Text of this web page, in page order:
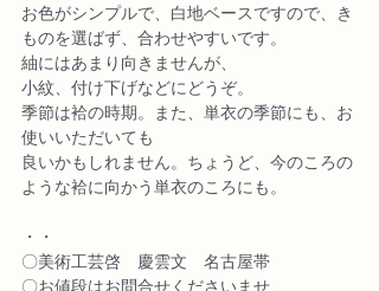
お色がシンプルで、白地ベースですので、き
ものを選ばず、合わせやすいです。
紬にはあまり向きませんが、
小紋、付け下げなどにどうぞ。
季節は袷の時期。また、単衣の季節にも、お
使いいただいても
良いかもしれません。ちょうど、今のころの
ような袷に向かう単衣のころにも。
・・
〇美術工芸啓　慶雲文　名古屋帯
〇お値段はお問合せくださいませ